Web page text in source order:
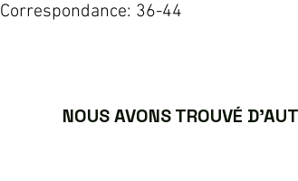
Correspondance: 36-44
NOUS AVONS TROUVÉ